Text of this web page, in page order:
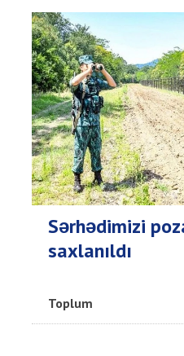
Sərhədimizi
saxlanıldı
Toplum